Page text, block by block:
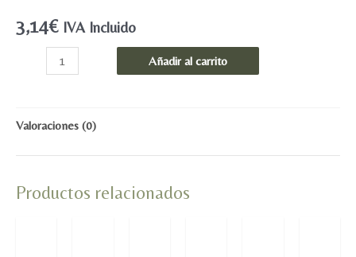
3,14€ IVA Incluido
DE
350g
Añadir al carrito
Valoraciones (0)
Productos relacionados